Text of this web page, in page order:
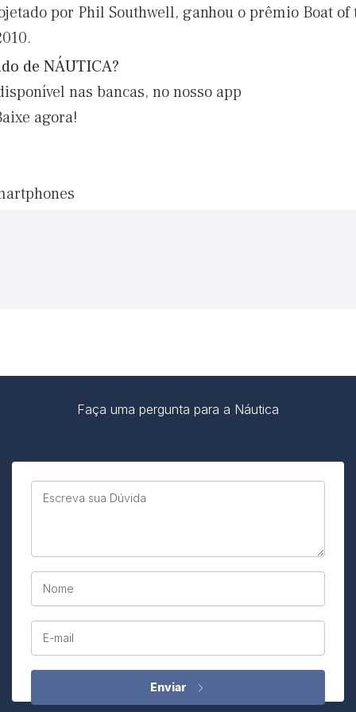
por Phil Southwell, ganhou o prêmio Boat of
de NÁUTICA?
nas bancas, no nosso app
agora!
Faça uma pergunta para a Náutica
Escreva sua Dúvida
Nome
E-mail